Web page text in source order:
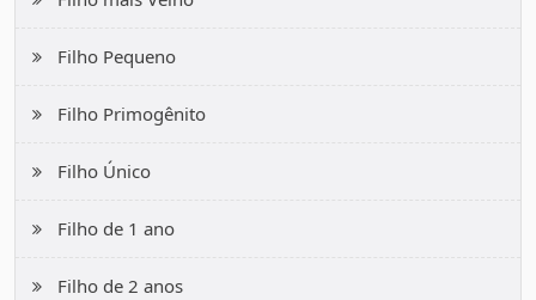
Filho Pequeno
Filho Primogênito
Filho Único
Filho de 1 ano
Filho de 2 anos